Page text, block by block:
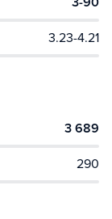
3.23-4.21
3 689
290